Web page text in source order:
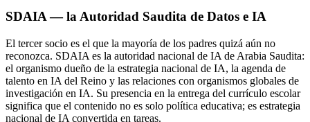
SDAIA — la Autoridad Saudita de Datos e IA
El tercer socio es el que la mayoría de los padres quizá aún no
reconozca. SDAIA es la autoridad nacional de IA de Arabia Saudita:
el organismo dueño de la estrategia nacional de IA, la agenda de
talento en IA del Reino y las relaciones con organismos globales de
investigación en IA. Su presencia en la entrega del currículo escolar
significa que el contenido no es solo política educativa; es estrategia
nacional de IA convertida en tareas.